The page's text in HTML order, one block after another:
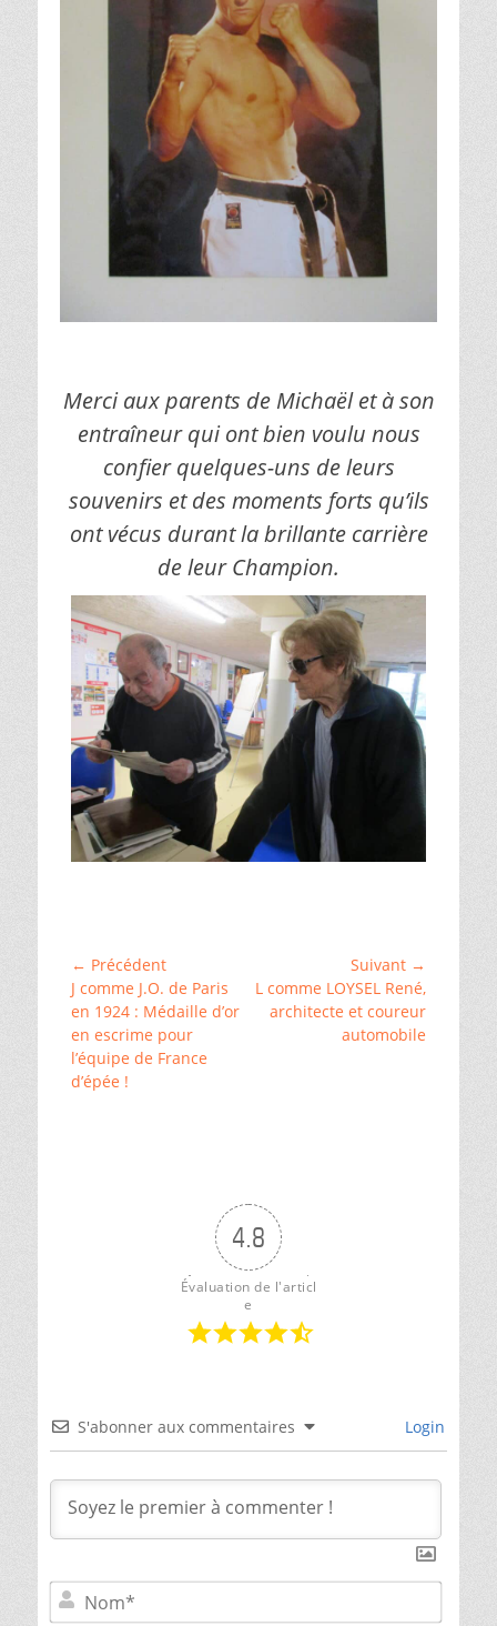
Merci aux parents de Michaël et à son
entraîneur qui ont bien voulu nous
confier quelques-uns de leurs
souvenirs et des moments forts qu’ils
ont vécus durant la brillante carrière
de leur Champion.
Karaté,
Loches,
Médaille,
Sport
Navigation
de
l’article
← Précédent
Article
précédent :
J comme J.O. de Paris
en 1924 : Médaille d’or
en escrime pour
l’équipe de France
d’épée !
Suivant →
Article
suivant :
L comme LOYSEL René,
architecte et coureur
automobile
4.8
Évaluation de l'articl
e
S'abonner aux commentaires Login